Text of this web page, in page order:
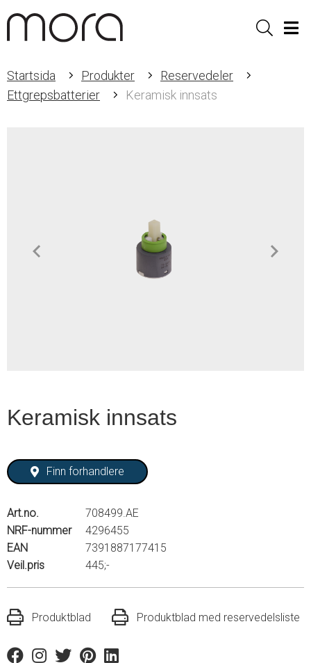
Sök
Startsida Produkter
Reservedeler
Ettgrepsbatterier
Keramisk innsats
Keramisk innsats
Finn forhandlere
Art.no.
708499.AE
NRF-nummer
4296455
EAN
7391887177415
Veil.pris
445;-
Produktblad Produktblad med reservedelsliste